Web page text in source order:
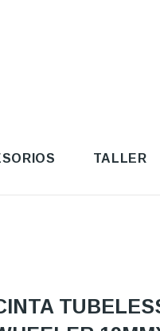
TALLER